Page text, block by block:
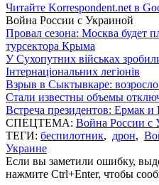
Читайте Korrespondent.net в
Война России с Украиной
Провал сезона: Москва будет
турсектора Крыма
У Сухопутних військах
Інтернаціональних легіонів
Взрыв в Сыктывкаре:
Стали известны объемы
Встреча президентов: Ермак и
СПЕЦТЕМА: Война России с
ТЕГИ: беспилотник, дрон,
Украине
Если вы заметили ошибку,
нажмите Ctrl+Enter, чтобы